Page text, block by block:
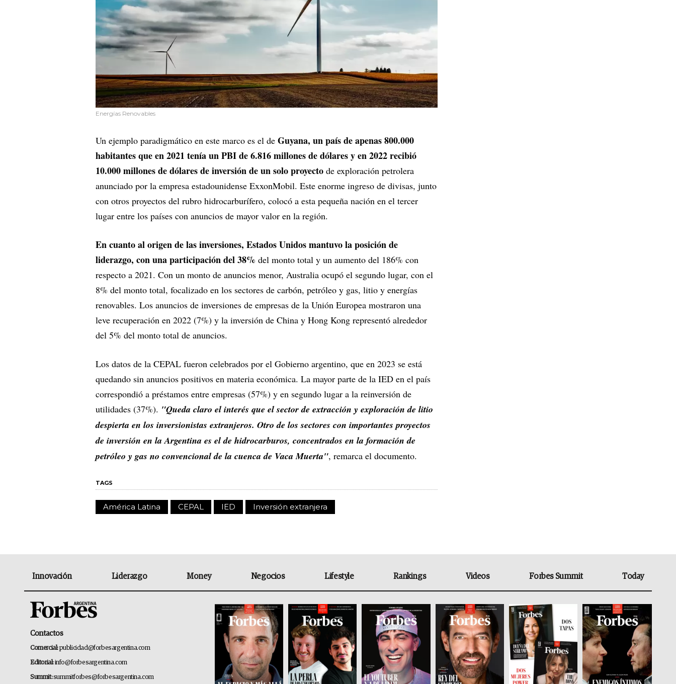
Energías Renovables
Un ejemplo paradigmático en este marco es el de Guyana, un país de apenas 800.000
habitantes que en 2021 tenía un PBI de 6.816 millones de dólares y en 2022 recibió
10.000 millones de dólares de inversión de un solo proyecto de exploración petrolera
anunciado por la empresa estadounidense ExxonMobil. Este enorme ingreso de divisas, junto
con otros proyectos del rubro hidrocarburífero, colocó a esta pequeña nación en el tercer
lugar entre los países con anuncios de mayor valor en la región.
En cuanto al origen de las inversiones, Estados Unidos mantuvo la posición de
liderazgo, con una participación del 38% del monto total y un aumento del 186% con
respecto a 2021. Con un monto de anuncios menor, Australia ocupó el segundo lugar, con el
8% del monto total, focalizado en los sectores de carbón, petróleo y gas, litio y energías
renovables. Los anuncios de inversiones de empresas de la Unión Europea mostraron una
leve recuperación en 2022 (7%) y la inversión de China y Hong Kong representó alrededor
del 5% del monto total de anuncios.
Los datos de la CEPAL fueron celebrados por el Gobierno argentino, que en 2023 se está
quedando sin anuncios positivos en materia económica. La mayor parte de la IED en el país
correspondió a préstamos entre empresas (57%) y en segundo lugar a la reinversión de
utilidades (37%). "Queda claro el interés que el sector de extracción y exploración de litio
despierta en los inversionistas extranjeros. Otro de los sectores con importantes proyectos
de inversión en la Argentina es el de hidrocarburos, concentrados en la formación de
petróleo y gas no convencional de la cuenca de Vaca Muerta", remarca el documento.
TAGS
América Latina CEPAL IED Inversión extranjera
Innovación Liderazgo Money Negocios Lifestyle Rankings Videos Forbes Summit Today
Contactos
Comercial:publicidad@forbesargentina.com
Editorial:info@forbesargentina.com
Summit:summitforbes@forbesargentina.com